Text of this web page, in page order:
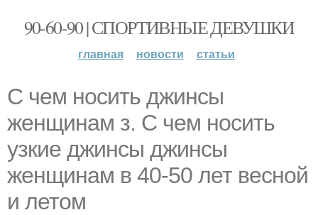
90-60-90 | СПОРТИВНЫЕ ДЕВУШКИ
главная новости статьи
С чем носить джинсы
женщинам з. С чем носить
узкие джинсы джинсы
женщинам в 40-50 лет весной
и летом